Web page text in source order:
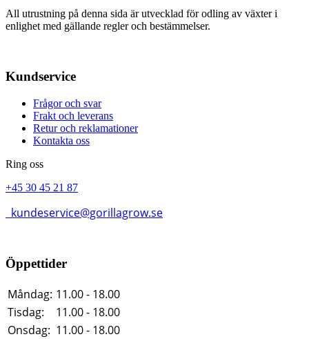
All utrustning på denna sida är utvecklad för odling av växter i
enlighet med gällande regler och bestämmelser.
Kundservice
Frågor och svar
Frakt och leverans
Retur och reklamationer
Kontakta oss
Ring oss
+45 30 45 21 87
kundeservice@gorillagrow.se
Öppettider
Måndag: 11.00 - 18.00
Tisdag:
11.00 - 18.00
Onsdag: 11.00 - 18.00